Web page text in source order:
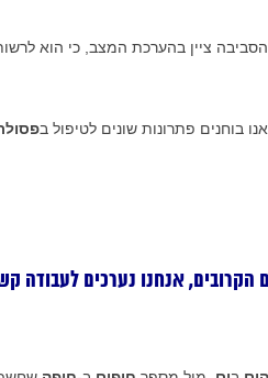
ציין בהערכת המצב, כי הוא
בוחנים פתרונות שונים לטיפול ב
הקרובים, אנחנו נערכים לעבודה